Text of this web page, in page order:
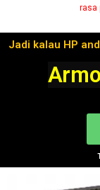
rasa
Jadi kalau HP